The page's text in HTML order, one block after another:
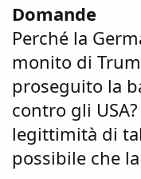
Domande
Perché la
monito di
proseguito la
contro gli
legittimità di
possibile che